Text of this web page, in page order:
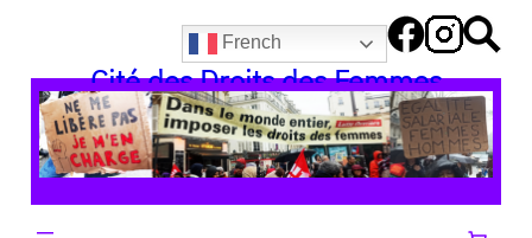
contenu
French
Cité des Droits des Femmes